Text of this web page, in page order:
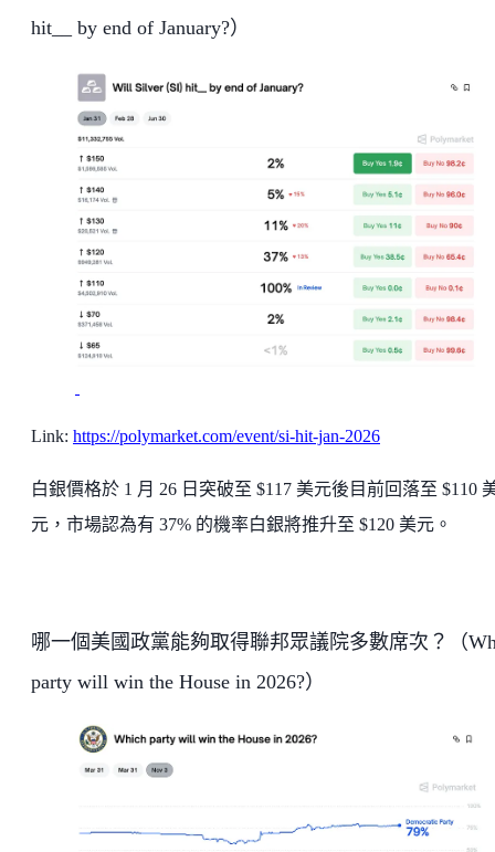
hit__ by end of January?）
Link: https://polymarket.com/event/si-hit-jan-2026
白銀價格於 1 月 26 日突破至 $117 美元後目前回落至 $110
元，市場認為有 37% 的機率白銀將推升至 $120 美元。
哪一個美國政黨能夠取得聯邦眾議院多數席次？（
party will win the House in 2026?）